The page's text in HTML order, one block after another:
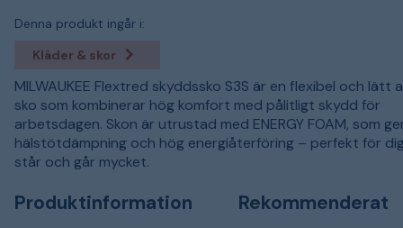
Denna produkt ingår i:
Kläder & skor
MILWAUKEE Flextred skyddssko S3S är en flexibel och lätt
sko som kombinerar hög komfort med pålitligt skydd för
arbetsdagen. Skon är utrustad med ENERGY FOAM, som
hälstötdämpning och hög energiåterföring – perfekt för
står och går mycket.
Produktinformation Rekommenderat